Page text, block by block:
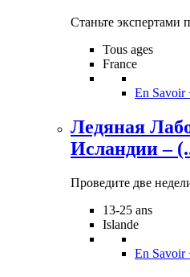
Станьте экспертами
Tous ages
France
En Savoir
Ледяная
Исландии –
Проведите две
13-25 ans
Islande
En Savoir